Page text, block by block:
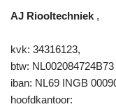
AJ Riooltechniek ,
kvk: 34316123,
btw: NL002084724B73
iban: NL69 INGB
hoofdkantoor: